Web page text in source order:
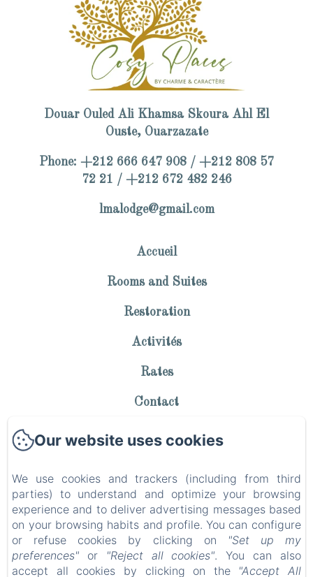
Douar Ouled Ali Khamsa Skoura Ahl El
Ouste, Ouarzazate
Phone: +212 666 647 908 / +212 808 57
72 21 / +212 672 482 246
lmalodge@gmail.com
Accueil
Rooms and Suites
Restoration
Activités
Rates
Contact
Privacy Policy
Cookies Information
EN
FR
Powered using Amenitiz
Our website uses cookies
We use cookies and trackers (including from third
parties) to understand and optimize your browsing
experience and to deliver advertising messages based
on your browsing habits and profile. You can configure
or refuse cookies by clicking on
"Set up my
preferences" or "Reject all cookies". You can also
accept all cookies by clicking on the "Accept All